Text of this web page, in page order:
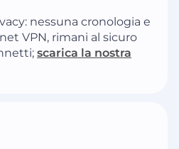
nessuna cronologia e
VPN, rimani al sicuro
scarica la nostra